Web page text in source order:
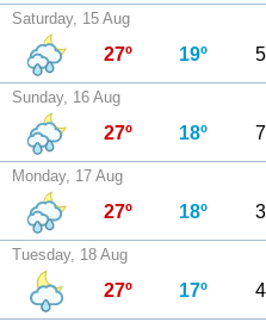
Saturday, 15 Aug
27º 19º
Sunday, 16 Aug
27º 18º
Monday, 17 Aug
27º 18º
Tuesday, 18 Aug
27º 17º